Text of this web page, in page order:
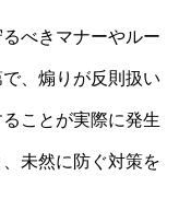
べきマナーやルー
、煽りが反則扱い
ことが実際に発生
未然に防ぐ対策を